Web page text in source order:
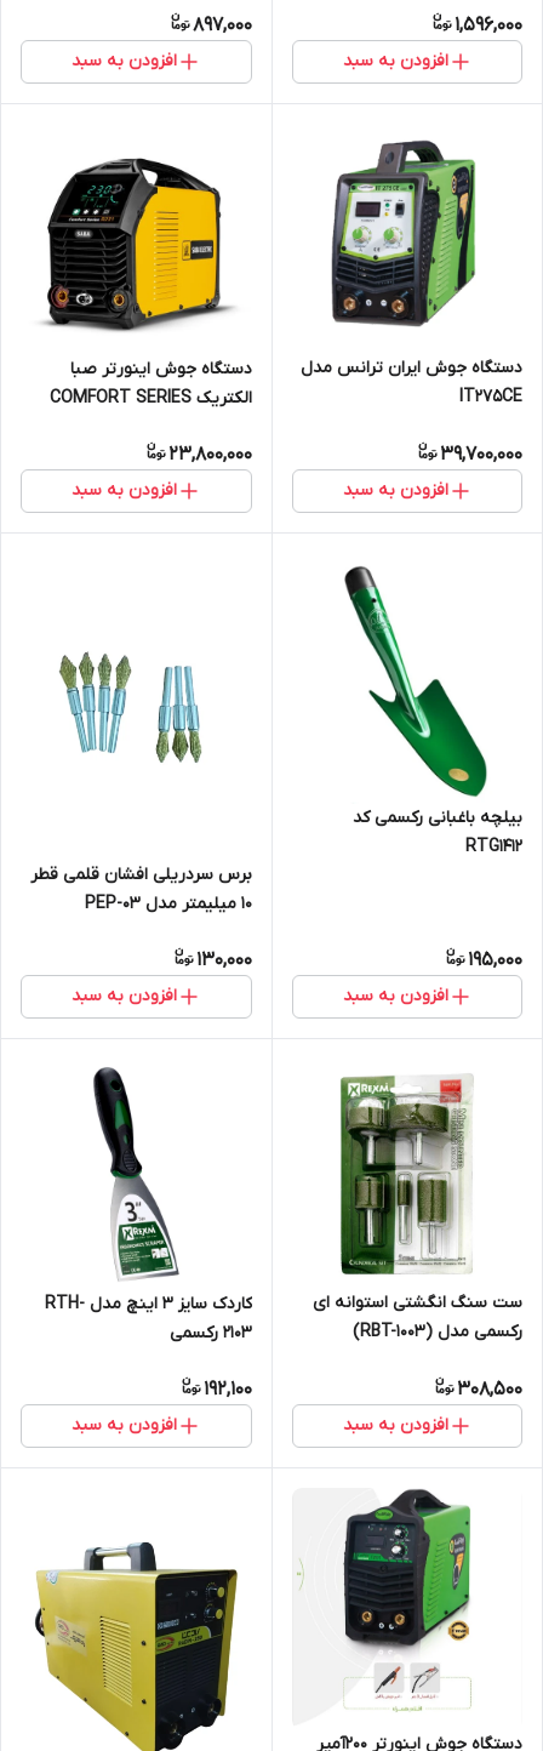
1,596,000
افزودن به سبد
897,000
افزودن به سبد
دستگاه جوش ایران ترانس مدل
IT275CE
39,700,000
افزودن به سبد
دستگاه جوش اینورتر صبا
الکتریک COMFORT SERIES
23,800,000
افزودن به سبد
بیلچه باغبانی رکسمی کد
RTG1412
195,000
افزودن به سبد
برس سردریلی افشان قلمی قطر
10 میلیمتر مدل PEP-03
130,000
افزودن به سبد
ست سنگ انگشتی استوانه ای
رکسمی مدل (RBT-1003)
308,500
افزودن به سبد
کاردک سایز 3 اینچ مدل RTH-
2103 رکسمی
192,100
افزودن به سبد
دستگاه جوش اینورتر 200آمپر